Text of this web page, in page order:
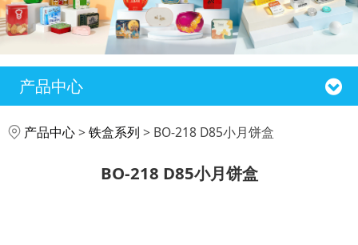
产品中心
BO-218 D85小月饼盒
产品中心>铁盒系列 > BO-218 D85小月饼盒
BO-218 D85小月饼盒